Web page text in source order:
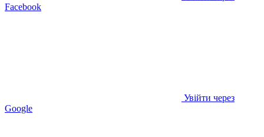
Facebook
Увійти через
Google